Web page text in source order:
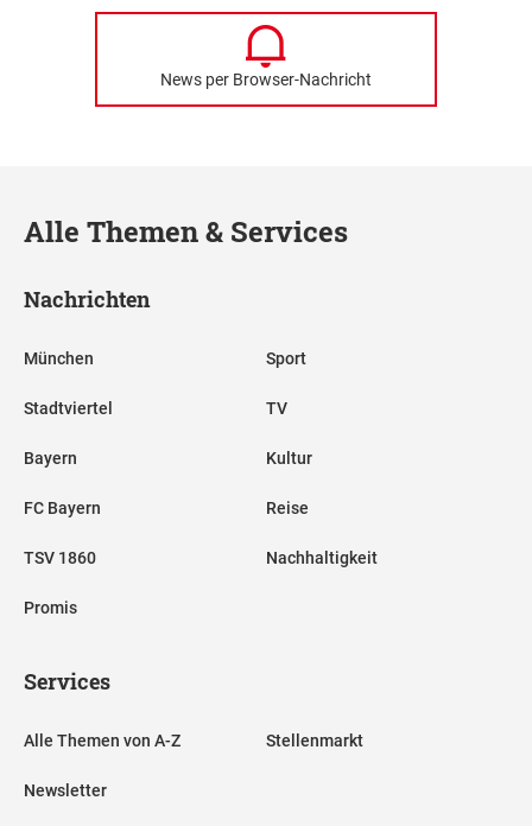
News per Browser-Nachricht
Alle Themen & Services
Nachrichten
München
Stadtviertel
Bayern
FC Bayern
TSV 1860
Promis
Sport
TV
Kultur
Reise
Nachhaltigkeit
Services
Alle Themen von A-Z
Newsletter
Stellenmarkt